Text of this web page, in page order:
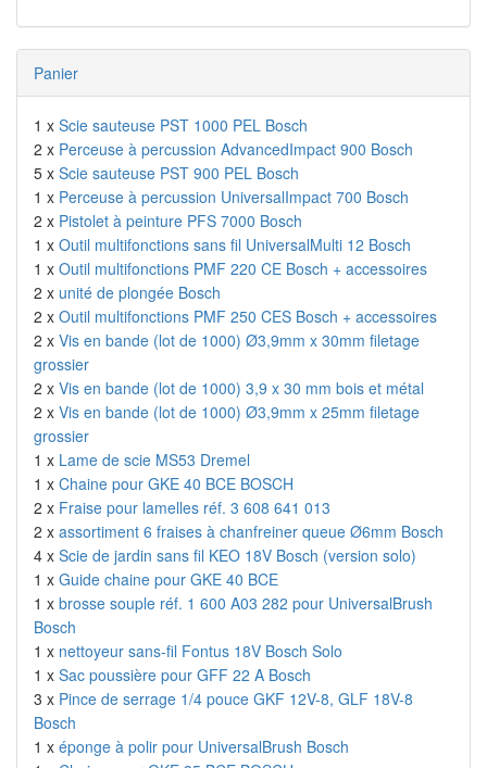
Panier
1 x Scie sauteuse PST 1000 PEL Bosch
2 x Perceuse à percussion AdvancedImpact 900 Bosch
5 x Scie sauteuse PST 900 PEL Bosch
1 x Perceuse à percussion UniversalImpact 700 Bosch
2 x Pistolet à peinture PFS 7000 Bosch
1 x Outil multifonctions sans fil UniversalMulti 12 Bosch
1 x Outil multifonctions PMF 220 CE Bosch + accessoires
2 x unité de plongée Bosch
2 x Outil multifonctions PMF 250 CES Bosch + accessoires
2 x Vis en bande (lot de 1000) Ø3,9mm x 30mm filetage
grossier
2 x Vis en bande (lot de 1000) 3,9 x 30 mm bois et métal
2 x Vis en bande (lot de 1000) Ø3,9mm x 25mm filetage
grossier
1 x Lame de scie MS53 Dremel
1 x Chaine pour GKE 40 BCE BOSCH
2 x Fraise pour lamelles réf. 3 608 641 013
2 x assortiment 6 fraises à chanfreiner queue Ø6mm Bosch
4 x Scie de jardin sans fil KEO 18V Bosch (version solo)
1 x Guide chaine pour GKE 40 BCE
1 x brosse souple réf. 1 600 A03 282 pour UniversalBrush
Bosch
1 x nettoyeur sans-fil Fontus 18V Bosch Solo
1 x Sac poussière pour GFF 22 A Bosch
3 x Pince de serrage 1/4 pouce GKF 12V-8, GLF 18V-8
Bosch
1 x éponge à polir pour UniversalBrush Bosch